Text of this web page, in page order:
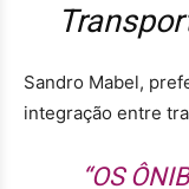
Sandro Mabel,
integração entre
“OS